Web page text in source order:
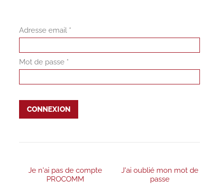
Adresse email *
Mot de passe *
CONNEXION
Je n'ai pas de compte
PROCOMM
J'ai oublié mon mot de
passe